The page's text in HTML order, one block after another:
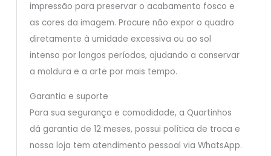
impressão para preservar o acabamento fosco e
as cores da imagem. Procure não expor o quadro
diretamente à umidade excessiva ou ao sol
intenso por longos períodos, ajudando a conservar
a moldura e a arte por mais tempo.
Garantia e suporte
Para sua segurança e comodidade, a Quartinhos
dá garantia de 12 meses, possui política de troca e
nossa loja tem atendimento pessoal via WhatsApp.